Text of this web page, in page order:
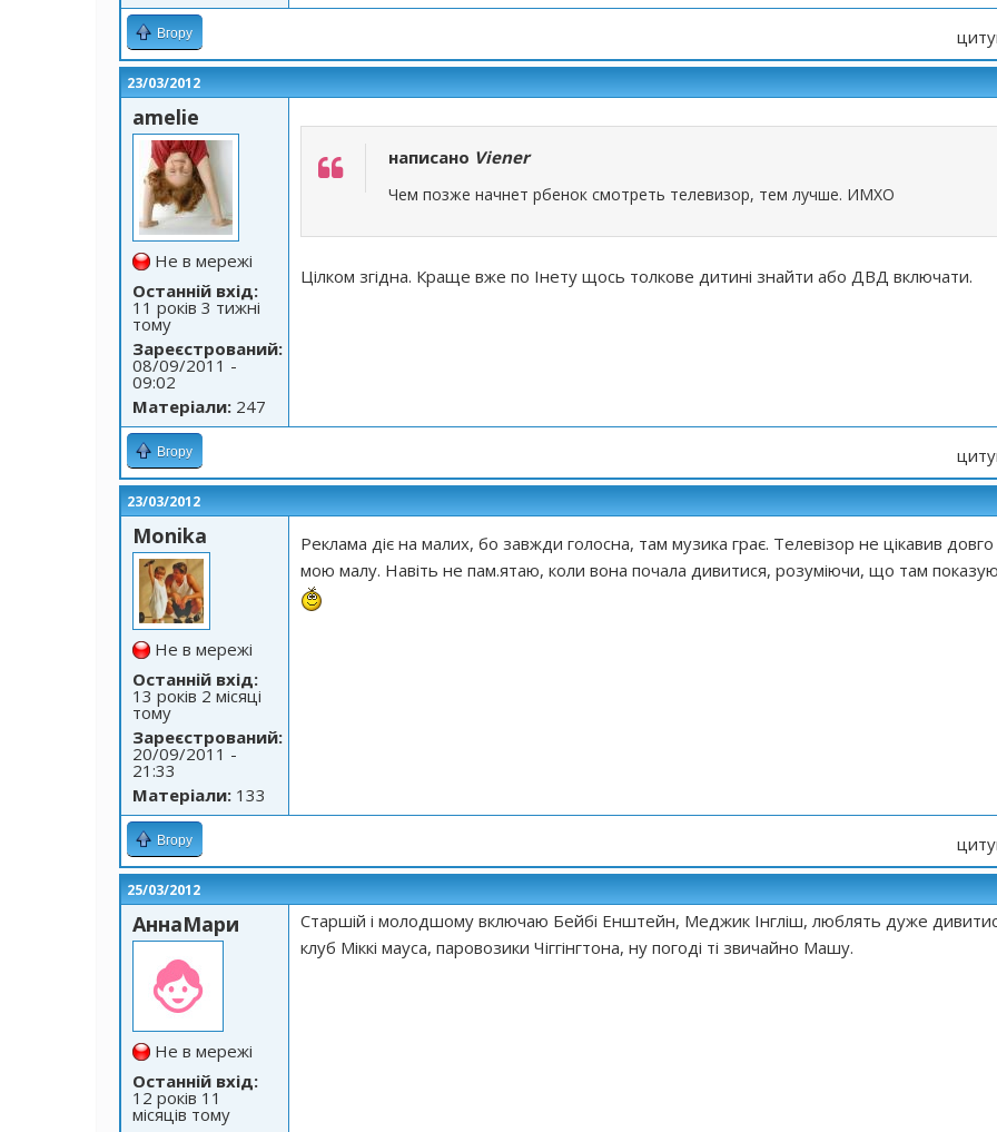
Вгору
23/03/2012
amelie
Не в мережі
Останній вхід:
11 років 3 тижні
тому
Зареєстрований:
08/09/2011 -
09:02
Матеріали: 247
написано Viener
Чем позже начнет рбенок смотреть телевизор, тем лучше. ИМХО
Цілком згідна. Краще вже по Інету щось толкове дитині знайти або ДВД включати.
Вгору
23/03/2012
Monika
Не в мережі
Останній вхід:
13 років 2 місяці
тому
Зареєстрований:
20/09/2011 -
21:33
Матеріали: 133
Реклама діє на малих, бо завжди голосна, там музика грає. Телевізор не цікавив довго
мою малу. Навіть не пам.ятаю, коли вона почала дивитися, розуміючи, що там
Вгору
25/03/2012
АннаМари
Не в мережі
Останній вхід:
12 років 11
місяців тому
Старшій і молодшому включаю Бейбі Енштейн, Меджик Інгліш, люблять дуже
клуб Міккі мауса, паровозики Чіггінгтона, ну погоді ті звичайно Машу.